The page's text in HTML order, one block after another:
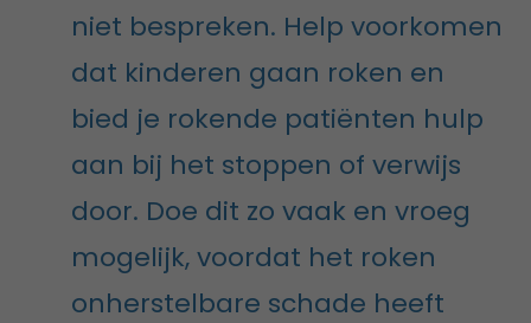
niet bespreken. Help voorkomen
dat kinderen gaan roken en
bied je rokende patiënten hulp
aan bij het stoppen of verwijs
door. Doe dit zo vaak en vroeg
mogelijk, voordat het roken
onherstelbare schade heeft